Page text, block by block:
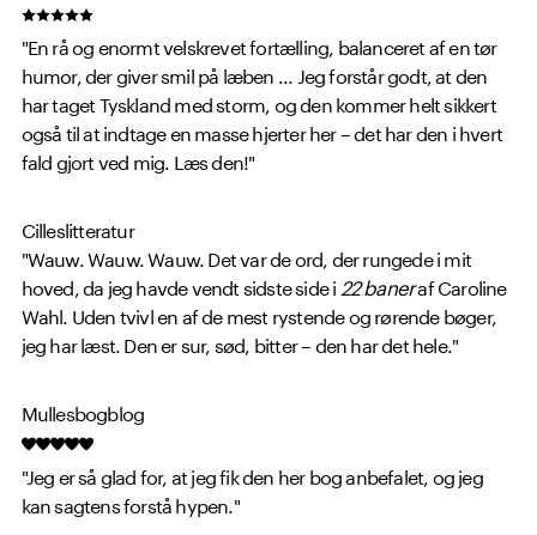
"En rå og enormt velskrevet fortælling, balanceret af en tør
humor, der giver smil på læben ... Jeg forstår godt, at den
har taget Tyskland med storm, og den kommer helt sikkert
også til at indtage en masse hjerter her – det har den i hvert
fald gjort ved mig. Læs den!"
Cilleslitteratur
"Wauw. Wauw. Wauw. Det var de ord, der rungede i mit
hoved, da jeg havde vendt sidste side i 22 baneraf Caroline
Wahl. Uden tvivl en af de mest rystende og rørende bøger,
jeg har læst. Den er sur, sød, bitter – den har det hele."
Mullesbogblog
"Jeg er så glad for, at jeg fik den her bog anbefalet, og jeg
kan sagtens forstå hypen."